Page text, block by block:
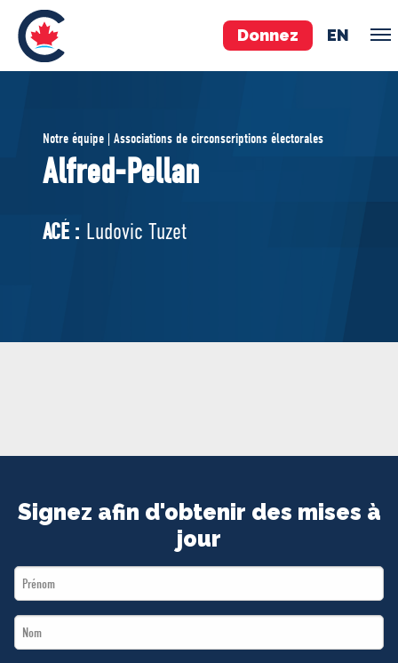
Donnez EN
ÉQUIPE
Pierre Poilievre
Vos députés conservateurs
Cabinet fantôme
Exécutif national
BOUTIQUE
Notre équipe | Associations de circonscriptions électorales
Alfred-Pellan
ACÉ : Ludovic Tuzet
Signez afin d'obtenir des mises à
jour
First
Name
Last
Name